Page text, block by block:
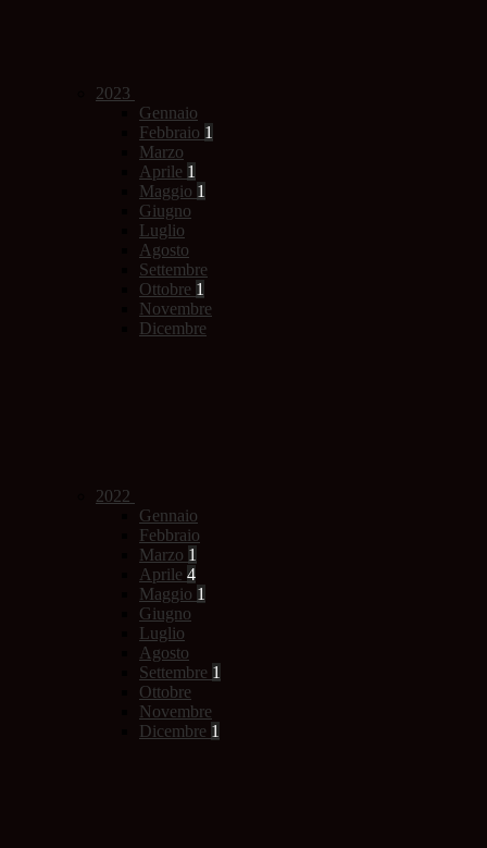
2023
Gennaio
Febbraio 1
Marzo
Aprile 1
Maggio 1
Giugno
Luglio
Agosto
Settembre
Ottobre 1
Novembre
Dicembre
2022
Gennaio
Febbraio
Marzo 1
Aprile 4
Maggio 1
Giugno
Luglio
Agosto
Settembre 1
Ottobre
Novembre
Dicembre 1